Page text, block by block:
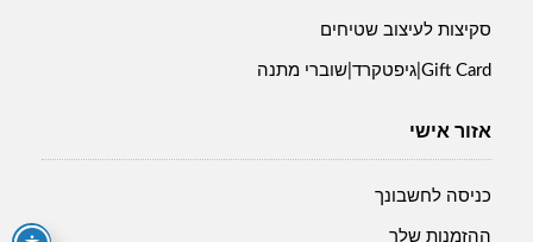
סקיצות לעיצוב שטיחים
Gift Card|גיפטקרד|שוברי מתנה
אזור אישי
כניסה לחשבונך
ההזמנות שלך